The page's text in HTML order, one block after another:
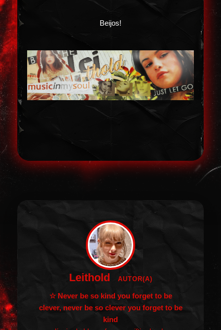
Beijos!
Leithold AUTOR(A)
☆ Never be so kind you forget to be
clever, never be so clever you forget to be
kind